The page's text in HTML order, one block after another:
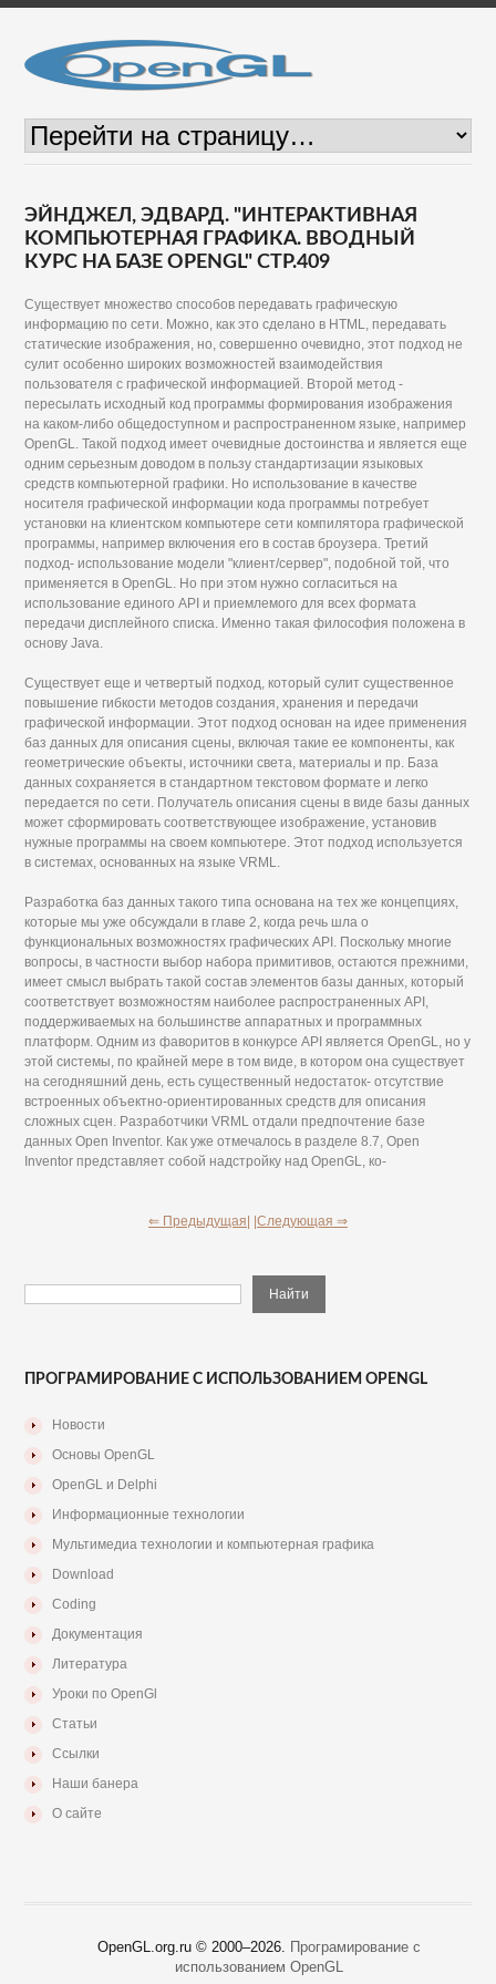
ЭЙНДЖЕЛ, ЭДВАРД. "ИНТЕРАКТИВНАЯ
КОМПЬЮТЕРНАЯ ГРАФИКА. ВВОДНЫЙ
КУРС НА БАЗЕ OPENGL" СТР.409
Существует множество способов передавать графическую
информацию по сети. Можно, как это сделано в HTML, передавать
статические изображения, но, совершенно очевидно, этот подход не
сулит особенно широких возможностей взаимодействия
пользователя с графической информацией. Второй метод -
пересылать исходный код программы формирования изображения
на каком-либо общедоступном и распространенном языке, например
OpenGL. Такой подход имеет очевидные достоинства и является еще
одним серьезным доводом в пользу стандартизации языковых
средств компьютерной графики. Но использование в качестве
носителя графической информации кода программы потребует
установки на клиентском компьютере сети компилятора графической
программы, например включения его в состав броузера. Третий
подход- использование модели "клиент/сервер", подобной той, что
применяется в OpenGL. Но при этом нужно согласиться на
использование единого API и приемлемого для всех формата
передачи дисплейного списка. Именно такая философия положена в
основу Java.
Существует еще и четвертый подход, который сулит существенное
повышение гибкости методов создания, хранения и передачи
графической информации. Этот подход основан на идее применения
баз данных для описания сцены, включая такие ее компоненты, как
геометрические объекты, источники света, материалы и пр. База
данных сохраняется в стандартном текстовом формате и легко
передается по сети. Получатель описания сцены в виде базы данных
может сформировать соответствующее изображение, установив
нужные программы на своем компьютере. Этот подход используется
в системах, основанных на языке VRML.
Разработка баз данных такого типа основана на тех же концепциях,
которые мы уже обсуждали в главе 2, когда речь шла о
функциональных возможностях графических API. Поскольку многие
вопросы, в частности выбор набора примитивов, остаются прежними,
имеет смысл выбрать такой состав элементов базы данных, который
соответствует возможностям наиболее распространенных API,
поддерживаемых на большинстве аппаратных и программных
платформ. Одним из фаворитов в конкурсе API является OpenGL, но у
этой системы, по крайней мере в том виде, в котором она существует
на сегодняшний день, есть существенный недостаток- отсутствие
встроенных объектно-ориентированных средств для описания
сложных сцен. Разработчики VRML отдали предпочтение базе
данных Open Inventor. Как уже отмечалось в разделе 8.7, Open
Inventor представляет собой надстройку над OpenGL, ко-
⇐ Предыдущая| |Следующая ⇒
ПРОГРАМИРОВАНИЕ С ИСПОЛЬЗОВАНИЕМ OPENGL
Новости
Основы OpenGL
OpenGL и Delphi
Информационные технологии
Мультимедиа технологии и компьютерная графика
Download
Coding
Документация
Литература
Уроки по OpenGl
Статьи
Ссылки
Наши банера
О сайте
OpenGL.org.ru © 2000–2026. Програмирование с
использованием OpenGL